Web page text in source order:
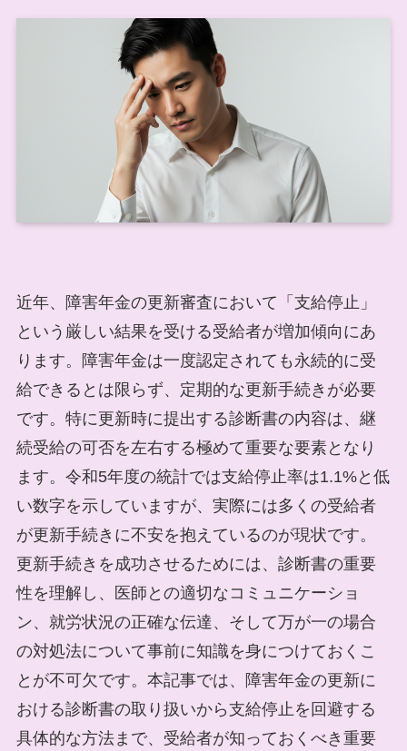
近年、障害年金の更新審査において「支給停止」
という厳しい結果を受ける受給者が増加傾向にあ
ります。障害年金は一度認定されても永続的に受
給できるとは限らず、定期的な更新手続きが必要
です。特に更新時に提出する診断書の内容は、継
続受給の可否を左右する極めて重要な要素となり
ます。令和5年度の統計では支給停止率は1.1%と低
い数字を示していますが、実際には多くの受給者
が更新手続きに不安を抱えているのが現状です。
更新手続きを成功させるためには、診断書の重要
性を理解し、医師との適切なコミュニケーショ
ン、就労状況の正確な伝達、そして万が一の場合
の対処法について事前に知識を身につけておくこ
とが不可欠です。本記事では、障害年金の更新に
おける診断書の取り扱いから支給停止を回避する
具体的な方法まで、受給者が知っておくべき重要